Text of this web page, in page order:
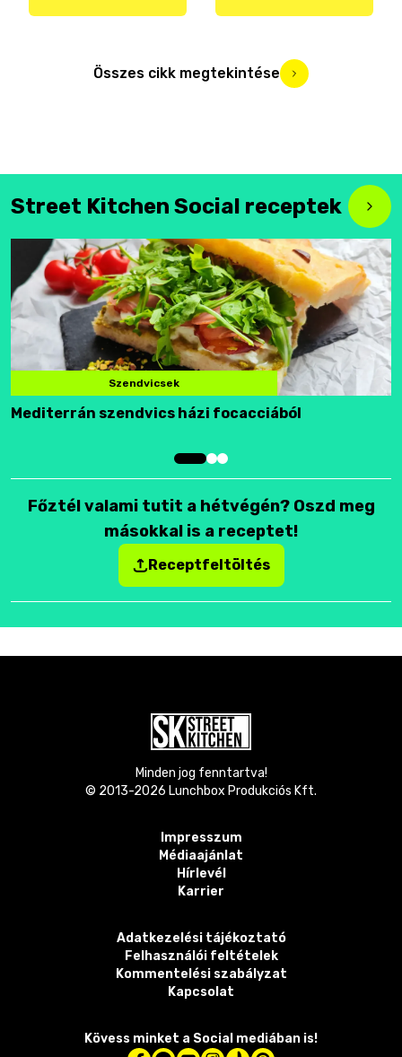
Összes cikk megtekintése
Street Kitchen Social receptek
Szendvicsek
Mediterrán szendvics házi focacciából
Főztél valami tutit a hétvégén? Oszd meg
másokkal is a receptet!
Receptfeltöltés
Minden jog fenntartva!
© 2013-2026 Lunchbox Produkciós Kft.
Impresszum
Médiaajánlat
Hírlevél
Karrier
Adatkezelési tájékoztató
Felhasználói feltételek
Kommentelési szabályzat
Kapcsolat
Kövess minket a Social mediában is!